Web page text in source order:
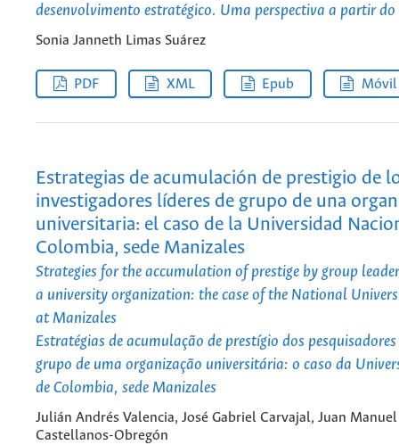
desenvolvimento estratégico. Uma perspectiva a partir
Sonia Janneth Limas Suárez
PDF XML Epub Móvil
Estrategias de acumulación de prestigio de
investigadores líderes de grupo de una
universitaria: el caso de la Universidad
Colombia, sede Manizales
Strategies for the accumulation of prestige by group
a university organization: the case of the National
at Manizales
Estratégias de acumulação de prestígio dos pesquisadores
grupo de uma organização universitária: o caso da
de Colombia, sede Manizales
Julián Andrés Valencia, José Gabriel Carvajal, Juan Manuel
Castellanos-Obregón